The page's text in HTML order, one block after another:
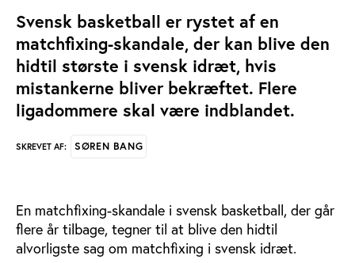
Svensk basketball er rystet af en
matchfixing-skandale, der kan blive den
hidtil største i svensk idræt, hvis
mistankerne bliver bekræftet. Flere
ligadommere skal være indblandet.
SKREVET AF: SØREN BANG
En matchfixing-skandale i svensk basketball, der går
flere år tilbage, tegner til at blive den hidtil
alvorligste sag om matchfixing i svensk idræt.